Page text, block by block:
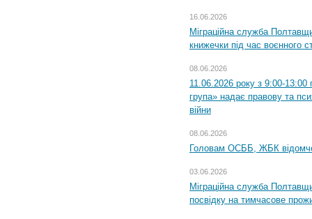
16.06.2026
Міграційна служба
книжечки під час воєнного
08.06.2026
11.06.2026 року з 9:00-13:00
група» надає правову та
війни
08.06.2026
Головам ОСББ, ЖБК
03.06.2026
Міграційна служба
посвідку на тимчасове